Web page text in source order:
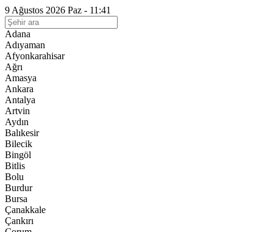
9 Ağustos 2026 Paz - 11:41
Adana
Adıyaman
Afyonkarahisar
Ağrı
Amasya
Ankara
Antalya
Artvin
Aydın
Balıkesir
Bilecik
Bingöl
Bitlis
Bolu
Burdur
Bursa
Çanakkale
Çankırı